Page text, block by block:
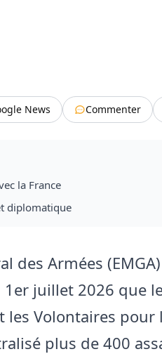
News Commenter
la France
diplomatique
des Armées
juillet 2026 que
les Volontaires pour
plus de 400